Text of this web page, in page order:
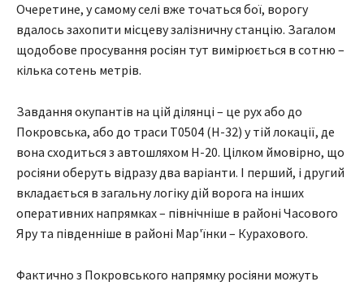
Очеретине, у самому селі вже точаться бої, ворогу
вдалось захопити місцеву залізничну станцію. Загалом
щодобове просування росіян тут вимірюється в сотню –
кілька сотень метрів.
Завдання окупантів на цій ділянці – це рух або до
Покровська, або до траси Т0504 (Н-32) у тій локації, де
вона сходиться з автошляхом Н-20. Цілком ймовірно, що
росіяни оберуть відразу два варіанти. І перший, і другий
вкладається в загальну логіку дій ворога на інших
оперативних напрямках – північніше в районі Часового
Яру та південніше в районі Мар'їнки – Курахового.
Фактично з Покровського напрямку росіяни можуть